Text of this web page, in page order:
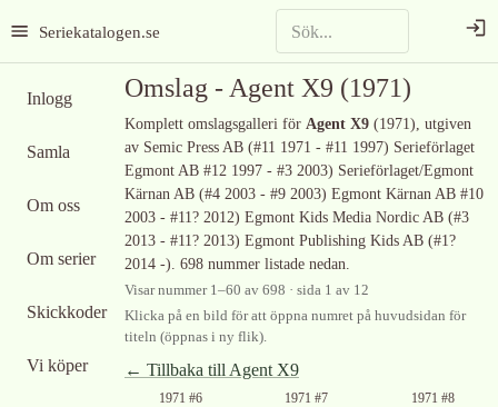
Seriekatalogen.se
Inlogg
Samla
Om oss
Om serier
Skickkoder
Vi köper
Omslag - Agent X9 (1971)
Komplett omslagsgalleri för Agent X9 (1971), utgiven
av Semic Press AB (#11 1971 - #11 1997) Serieförlaget
Egmont AB #12 1997 - #3 2003) Serieförlaget/Egmont
Kärnan AB (#4 2003 - #9 2003) Egmont Kärnan AB #10
2003 - #11? 2012) Egmont Kids Media Nordic AB (#3
2013 - #11? 2013) Egmont Publishing Kids AB (#1?
2014 -). 698 nummer listade nedan.
Visar nummer 1–60 av 698 · sida 1 av 12
Klicka på en bild för att öppna numret på huvudsidan för
titeln (öppnas i ny flik).
← Tillbaka till Agent X9
1971 #6 1971 #7 1971 #8